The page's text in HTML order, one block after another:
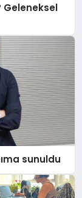
Geleneksel
sunuldu